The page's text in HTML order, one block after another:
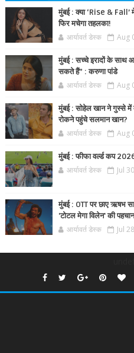
मुंबई : क्या ‘Rise & Fall’
फिर मचेगा तहलका!
आर्यावर्त डेस्क Aug
मुंबई : सच्चे इरादों के साथ
सकते हैं” : करुणा पांडे
आर्यावर्त डेस्क Aug
मुंबई : सोहेल खान ने गुस्से में
रोकने पहुंचे सलमान खान?
आर्यावर्त डेस्क Aug
मुंबई : फीफा वर्ल्ड कप
आर्यावर्त डेस्क Jul
मुंबई : OTT पर छाए ऋषभ
'टोटल मेगा विलेन' की पहचान
आर्यावर्त डेस्क Jul